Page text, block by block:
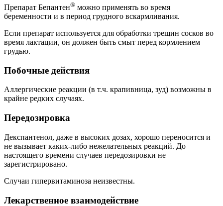
Препарат Бепантен® можно применять во время
беременности и в период грудного вскармливания.
Если препарат используется для обработки трещин сосков во
время лактации, он должен быть смыт перед кормлением
грудью.
Побочные действия
Аллергические реакции (в т.ч. крапивница, зуд) возможны в
крайне редких случаях.
Передозировка
Декспантенол, даже в высоких дозах, хорошо переносится и
не вызывает каких-либо нежелательных реакций. До
настоящего времени случаев передозировки не
зарегистрировано.
Случаи гипервитаминоза неизвестны.
Лекарственное взаимодействие